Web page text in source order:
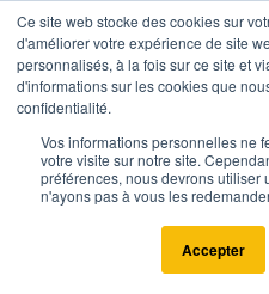
Ce site web stocke des cookies sur
d'améliorer votre expérience de site
personnalisés, à la fois sur ce site et
d'informations sur les cookies que
confidentialité.
Vos informations personnelles ne
votre visite sur notre site.
préférences, nous devrons utiliser
n'ayons pas à vous les
Accepter
Agence.immo Prix
Le
Estimation
: Prix